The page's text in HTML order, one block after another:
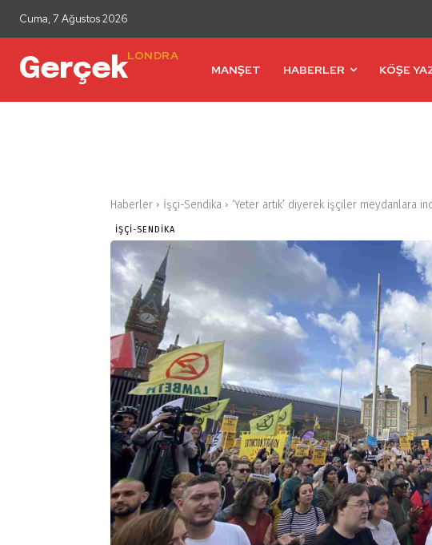
Cuma, 7 Ağustos 2026
GerçekLONDRA
MANŞET
HABERLER KÖŞE
Haberler İşçi-Sendika ‘Yeter artık’ diyerek işçiler meydanlara
İŞÇI-SENDIKA